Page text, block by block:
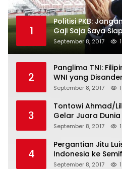
1
Politisi PKB:
Gaji Saja Saya
September 8, 2017
2
Panglima TNI:
WNI yang
September 8, 2017
3
Tontowi Ahmad/
Gelar Juara
September 8, 2017
4
Pergantian Jitu
Indonesia ke
September 8, 2017